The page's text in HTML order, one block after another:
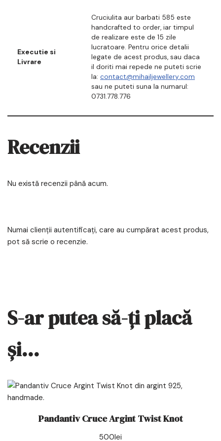
Executie si
Livrare
Cruciulita aur barbati 585 este
handcrafted to order, iar timpul
de realizare este de 15 zile
lucratoare. Pentru orice detalii
legate de acest produs, sau daca
il doriti mai repede ne puteti scrie
la: contact@mihailjewellery.com
sau ne puteti suna la numarul:
0731.778.776
Recenzii
Nu există recenzii până acum.
Numai clienții autentificați, care au cumpărat acest produs,
pot să scrie o recenzie.
S-ar putea să-ți placă
și…
Pandantiv Cruce Argint Twist Knot
500lei